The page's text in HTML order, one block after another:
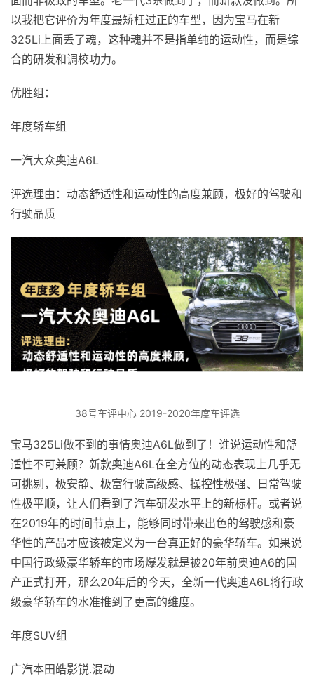
以我把它评价为年度最矫枉过正的车型，因为宝马在新
325Li上面丢了魂，这种魂并不是指单纯的运动性，而是综
合的研发和调校功力。
优胜组：
年度轿车组
一汽大众奥迪A6L
评选理由：动态舒适性和运动性的高度兼顾，极好的驾驶和
行驶品质
38号车评中心 2019-2020年度车评选
宝马325Li做不到的事情奥迪A6L做到了！谁说运动性和舒
适性不可兼顾？新款奥迪A6L在全方位的动态表现上几乎无
可挑剔，极安静、极富行驶高级感、操控性极强、日常驾驶
性极平顺，让人们看到了汽车研发水平上的新标杆。或者说
在2019年的时间节点上，能够同时带来出色的驾驶感和豪
华性的产品才应该被定义为一台真正好的豪华轿车。如果说
中国行政级豪华轿车的市场爆发就是被20年前奥迪A6的国
产正式打开，那么20年后的今天，全新一代奥迪A6L将行政
级豪华轿车的水准推到了更高的维度。
年度SUV组
广汽本田皓影锐.混动